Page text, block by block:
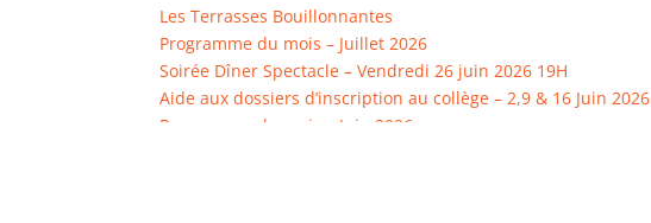
Les Terrasses Bouillonnantes
Programme du mois – Juillet 2026
Soirée Dîner Spectacle – Vendredi 26 juin 2026 19H
Aide aux dossiers d’inscription au collège – 2,9 & 16 Juin 2026
Programme du mois – Juin 2026